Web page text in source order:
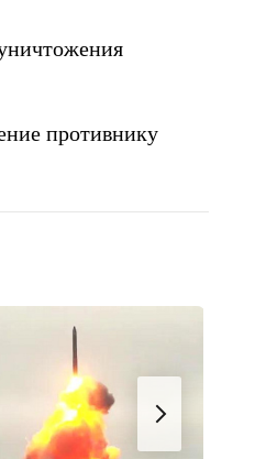
противнику